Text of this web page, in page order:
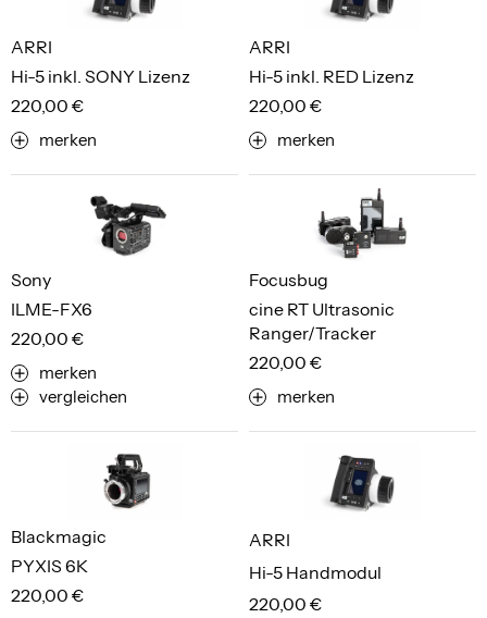
Hi-5 inkl. SONY Lizenz
ARRI
220,00 €
merken
Hi-5 inkl. RED Lizenz
ARRI
220,00 €
merken
ILME-FX6
Sony
220,00 €
merken
vergleichen
cine RT Ultrasonic
Ranger/Tracker
Focusbug
220,00 €
merken
PYXIS 6K
Blackmagic
220,00 €
Hi-5 Handmodul
ARRI
220,00 €